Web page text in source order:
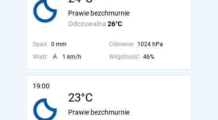
Odczuwalna 26°C
Prawie bezchmurnie
Opad: 0 mm Ciśnienie: 1024 hPa
Wiatr:
1 km/h Wilgotność: 46%
19:00
23°C
Prawie bezchmurnie